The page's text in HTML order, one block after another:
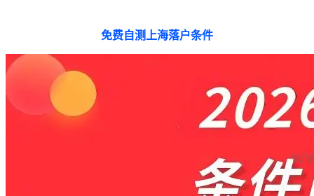
免费自测上海落户条件